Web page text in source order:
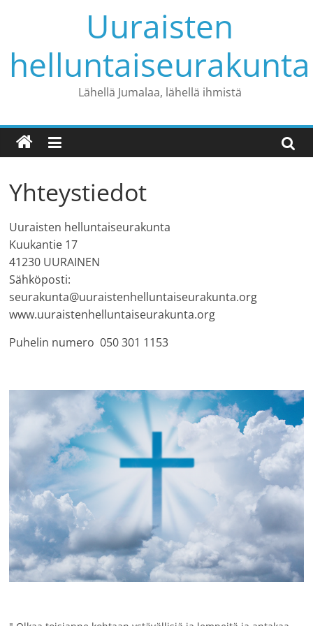
Uuraisten
helluntaiseurakunta
Lähellä Jumalaa, lähellä ihmistä
Yhteystiedot
Uuraisten helluntaiseurakunta
Kuukantie 17
41230 UURAINEN
Sähköposti:
seurakunta@uuraistenhelluntaiseurakunta.org
www.uuraistenhelluntaiseurakunta.org
Puhelin numero 050 301 1153